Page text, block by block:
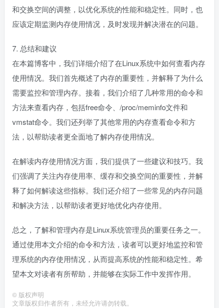
和交换空间的调整，以优化系统的性能和稳定性。同时，也
应该定期监测内存使用情况，及时发现并解决潜在的问题。
7. 总结和建议
在本篇博客中，我们详细介绍了在Linux系统中如何查看内存
使用情况。我们首先概述了内存的重要性，并解释了为什么
需要监控和管理内存。接着，我们介绍了几种常用的命令和
方法来查看内存，包括free命令、/proc/meminfo文件和
vmstat命令。我们还列举了其他常用的内存查看命令和方
法，以帮助读者更全面地了解内存使用情况。
在解读内存使用情况方面，我们提供了一些建议和技巧。我
们强调了关注内存使用率、缓存和交换空间的重要性，并解
释了如何解读这些指标。我们还介绍了一些常见的内存问题
和解决方法，以帮助读者更好地优化内存使用。
总之，了解和管理内存是Linux系统管理员的重要任务之一。
通过使用本文介绍的命令和方法，读者可以更好地监控和管
理系统的内存使用情况，从而提高系统的性能和稳定性。希
望本文对读者有所帮助，并能够在实际工作中发挥作用。
© 版权声明
文章版权归作者所有，未经允许请勿转载。